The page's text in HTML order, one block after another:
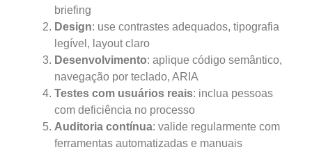
briefing
Design: use contrastes adequados, tipografia
legível, layout claro
Desenvolvimento: aplique código semântico,
navegação por teclado, ARIA
Testes com usuários reais: inclua pessoas
com deficiência no processo
Auditoria contínua: valide regularmente com
ferramentas automatizadas e manuais